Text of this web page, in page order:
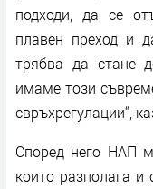
подходи, да се
плавен преход и
трябва да стане
имаме този
свръхрегулации“,
Според него НАП
които разполага и